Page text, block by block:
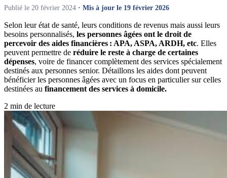
Publié le 20 février 2024 · Mis à jour le 19 février 2026
Selon leur état de santé, leurs conditions de revenus mais aussi leurs
besoins personnalisés, les personnes âgées ont le droit de
percevoir des aides financières : APA, ASPA, ARDH, etc. Elles
peuvent permettre de réduire le reste à charge de certaines
dépenses, voire de financer complètement des services spécialement
destinés aux personnes senior. Détaillons les aides dont peuvent
bénéficier les personnes âgées avec un focus en particulier sur celles
destinées au financement des services à domicile.
2 min de lecture